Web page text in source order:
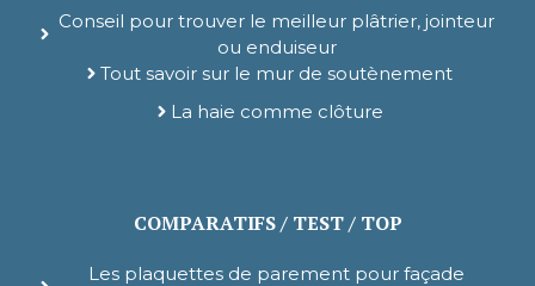
Conseil pour trouver le meilleur plâtrier, jointeur
ou enduiseur
Tout savoir sur le mur de soutènement
La haie comme clôture
COMPARATIFS / TEST / TOP
Les plaquettes de parement pour façade